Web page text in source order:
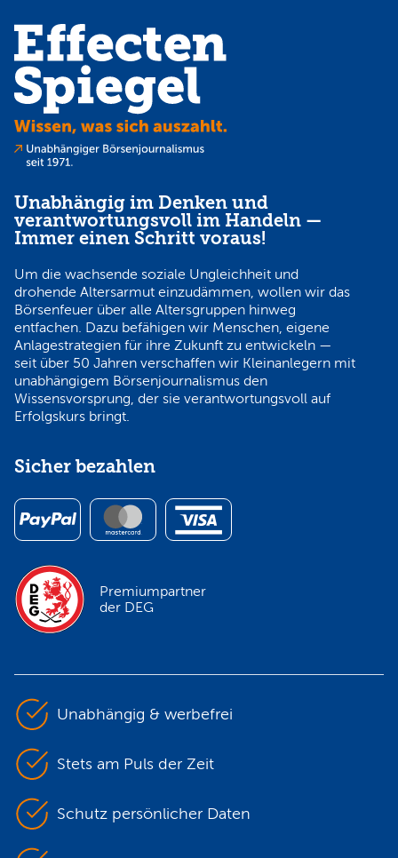
Unabhängig im Denken und
verantwortungsvoll im Handeln —
Immer einen Schritt voraus!
Um die wachsende soziale Ungleichheit und
drohende Altersarmut einzudämmen, wollen wir das
Börsenfeuer über alle Altersgruppen hinweg
entfachen. Dazu befähigen wir Menschen, eigene
Anlagestrategien für ihre Zukunft zu entwickeln —
seit über 50 Jahren verschaffen wir Kleinanlegern mit
unabhängigem Börsenjournalismus den
Wissensvorsprung, der sie verantwortungsvoll auf
Erfolgskurs bringt.
Sicher bezahlen
Premiumpartner
der DEG
Unabhängig & werbefrei
Stets am Puls der Zeit
Schutz persönlicher Daten